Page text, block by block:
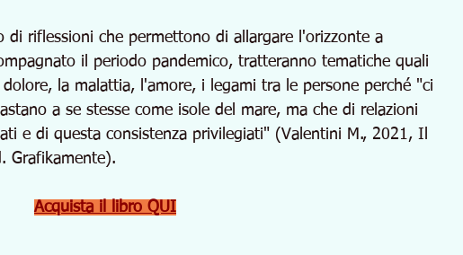
riflessioni che permettono di allargare l'orizzonte a
il periodo pandemico, tratteranno tematiche quali
la malattia, l'amore, i legami tra le persone perché "ci
a se stesse come isole del mare, ma che di relazioni
e di questa consistenza privilegiati" (Valentini M., 2021, Il
Grafikamente).
Acquista il libro QUI